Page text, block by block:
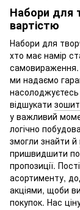
Набори для
вартістю
Набори для
хто має намір
самовираження.
ми надаємо
відшукати
у важливий
логічно
змогли знайти й
пришвидшити
пропозиції.
асортименту,
акціями, щоби
покупок. Нас